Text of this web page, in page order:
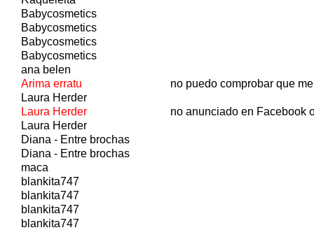
Babycosmetics
Babycosmetics
Babycosmetics
Babycosmetics
ana belen
Arima erratu
no puedo comprobar que
Laura Herder
Laura Herder
no anunciado en Facebook
Laura Herder
Diana - Entre brochas
Diana - Entre brochas
maca
blankita747
blankita747
blankita747
blankita747